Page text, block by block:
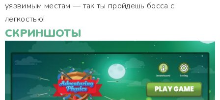
уязвимым местам — так ты пройдешь босса с
легкостью!
СКРИНШОТЫ